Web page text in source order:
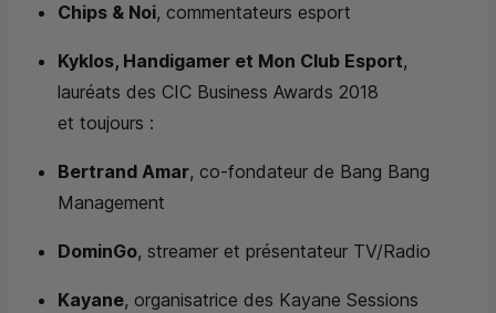
Chips & Noi, commentateurs esport
Kyklos, Handigamer et Mon Club Esport,
lauréats des CIC Business Awards 2018
et toujours :
Bertrand Amar, co-fondateur de Bang Bang
Management
DominGo, streamer et présentateur TV/Radio
Kayane, organisatrice des Kayane Sessions